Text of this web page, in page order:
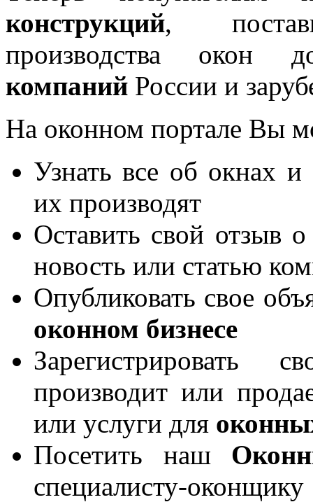
конструкций,
производства окон
компаний России и
На оконном портале Вы
Узнать все об окнах и
их производят
Оставить свой отзыв
новость или статью
Опубликовать свое
оконном бизнесе
производит или
или услуги для
Посетить наш
специалисту-оконщику